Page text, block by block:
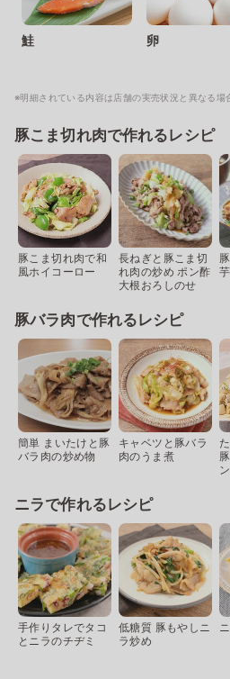
鮭 卵
※明細されている内容は店舗の実売状況と異なる場
豚こま切れ肉で作れるレシピ
豚こま切れ肉で和
風ホイコーロー
長ねぎと豚こま切
れ肉の炒め ポン酢
大根おろしのせ
豚バラ肉で作れるレシピ
簡単 まいたけと豚
バラ肉の炒め物
キャベツと豚バラ
肉のうま煮
ニラで作れるレシピ
手作りタレでタコ
とニラのチヂミ
低糖質 豚もやしニ
ラ炒め